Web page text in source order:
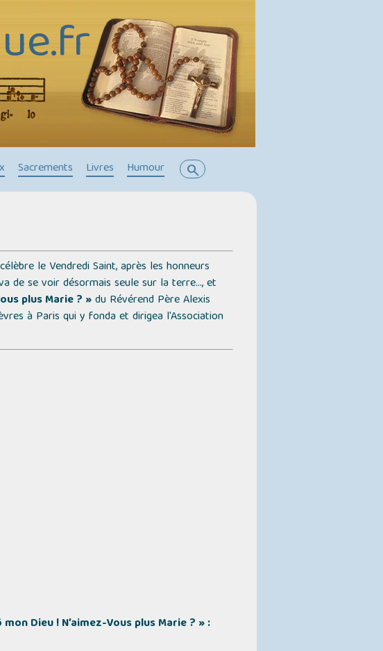
Sacrements Livres Humour search
le Vendredi Saint, après les honneurs
de se voir désormais seule sur la terre..., et
plus Marie ? »du Révérend Père Alexis
à Paris qui y fonda et dirigea l'Association
Dieu ! N’aimez-Vous plus Marie ? » :